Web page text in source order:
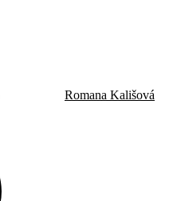
Romana Kališová